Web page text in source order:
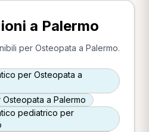
a Palermo
per Osteopata a Palermo.
per Osteopata a
a Palermo
pediatrico per